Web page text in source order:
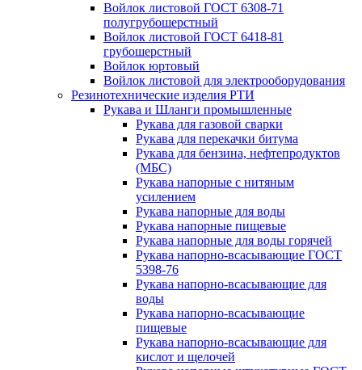
Войлок листовой ГОСТ 6308-71
полугрубошерстный
Войлок листовой ГОСТ 6418-81
грубошерстный
Войлок юртовый
Войлок листовой для электрооборудования
Резинотехнические изделия РТИ
Рукава и Шланги промышленные
Рукава для газовой сварки
Рукава для перекачки битума
Рукава для бензина, нефтепродуктов
(МБС)
Рукава напорные с нитяным
усилением
Рукава напорные для воды
Рукава напорные пищевые
Рукава напорные для воды горячей
Рукава напорно-всасывающие ГОСТ
5398-76
Рукава напорно-всасывающие для
воды
Рукава напорно-всасывающие
пищевые
Рукава напорно-всасывающие для
кислот и щелочей